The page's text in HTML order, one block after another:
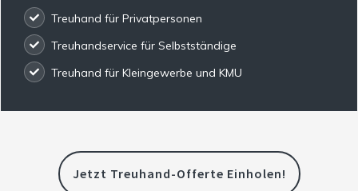
Treuhand für Privatpersonen
Treuhandservice für Selbstständige
Treuhand für Kleingewerbe und KMU
Jetzt Treuhand-Offerte Einholen!